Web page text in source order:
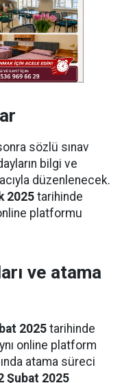
sözlü sınav
bilgi ve
düzenlenecek.
2025tarihinde
platformu
ve atama
2025 tarihinde
online platform
atama süreci
Şubat 2025